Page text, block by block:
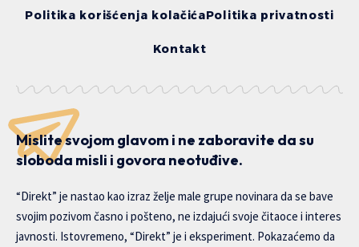
Politika korišćenja kolačićaPolitika privatnosti
Kontakt
Mislite svojom glavom i ne zaboravite da su
sloboda misli i govora neotuđive.
“Direkt” je nastao kao izraz želje male grupe novinara da se bave
svojim pozivom časno i pošteno, ne izdajući svoje čitaoce i interes
javnosti. Istovremeno, “Direkt” je i eksperiment. Pokazaćemo da